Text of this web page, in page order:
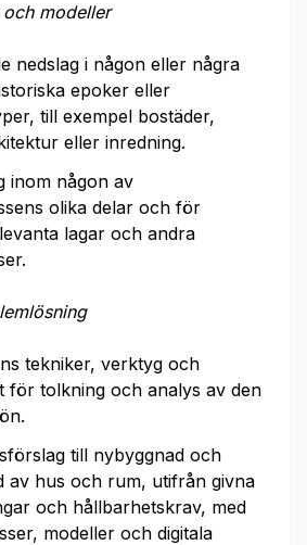
modeller
nedslag i någon eller några
epoker eller
till exempel bostäder,
eller inredning.
inom någon av
olika delar och för
lagar och andra
tekniker, verktyg och
för tolkning och analys av den
till nybyggnad och
av hus och rum, utifrån givna
och hållbarhetskrav, med
modeller och digitala